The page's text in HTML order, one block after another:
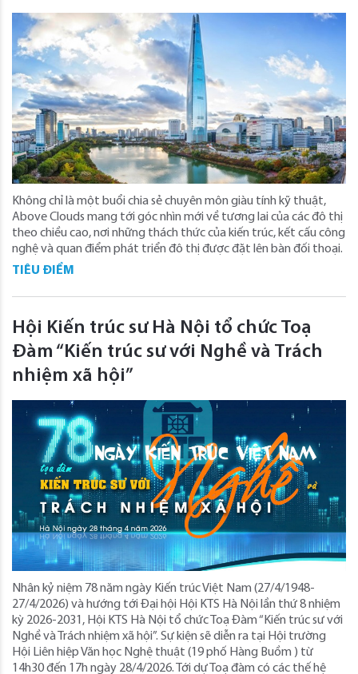
Không chỉ là một buổi chia sẻ chuyên môn giàu tính kỹ thuật,
Above Clouds mang tới góc nhìn mới về tương lai của các đô thị
theo chiều cao, nơi những thách thức của kiến trúc, kết cấu công
nghệ và quan điểm phát triển đô thị được đặt lên bàn đối thoại.
TIÊU ĐIỂM
Hội Kiến trúc sư Hà Nội tổ chức Toạ
Đàm “Kiến trúc sư với Nghề và Trách
nhiệm xã hội”
Nhân kỷ niệm 78 năm ngày Kiến trúc Việt Nam (27/4/1948-
27/4/2026) và hướng tới Đại hội Hội KTS Hà Nội lần thứ 8 nhiệm
kỳ 2026-2031, Hội KTS Hà Nội tổ chức Toạ Đàm “Kiến trúc sư với
Nghề và Trách nhiệm xã hội”. Sự kiện sẽ diễn ra tại Hội trường
Hội Liên hiệp Văn học Nghệ thuật (19 phố Hàng Buồm ) từ
14h30 đến 17h ngày 28/4/2026. Tới dự Toạ đàm có các thế hệ